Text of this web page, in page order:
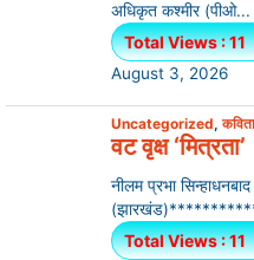
अधिकृत कश्मीर (पीओ...
Total Views : 11
August 3, 2026
Uncategorized,कविता
वट वृक्ष ‘मित्रता’
नीलम प्रभा सिन्हाधनबाद
Total Views : 11